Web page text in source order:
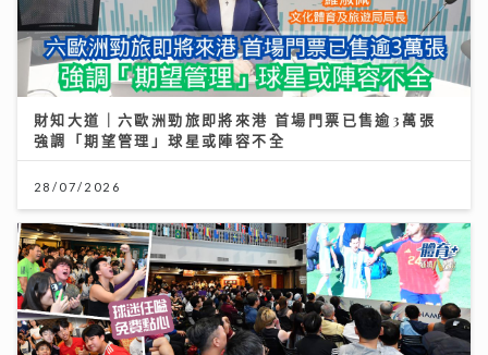
財知大道｜六歐洲勁旅即將來港 首場門票已售逾3萬張
強調「期望管理」球星或陣容不全
28/07/2026